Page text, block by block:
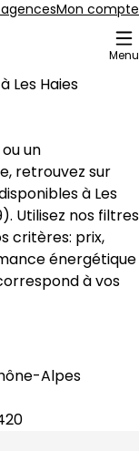
Mon compte
Menu
Les
Les Haies
un
retrouvez sur
à Les
). Utilisez nos filtres
critères: prix,
énergétique
à vos
Alpes